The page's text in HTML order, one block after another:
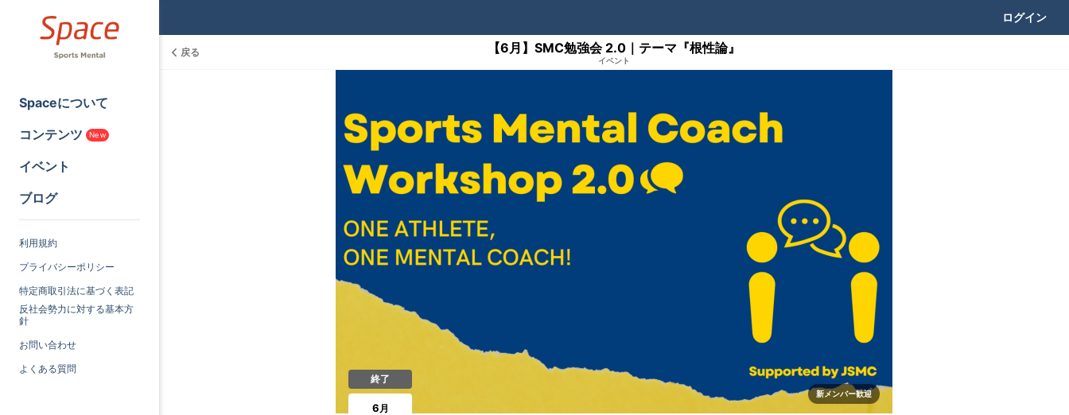
ログイン
Spaceについて
コンテンツ
New
イベント
ブログ
利用規約
プライバシーポリシー
特定商取引法に基づく表記
反社会勢力に対する基本方
針
お問い合わせ
よくある質問
戻る 【6月】SMC勉強会 2.0｜テーマ『根性論』
イベント
新メンバー歓迎
終了
6月